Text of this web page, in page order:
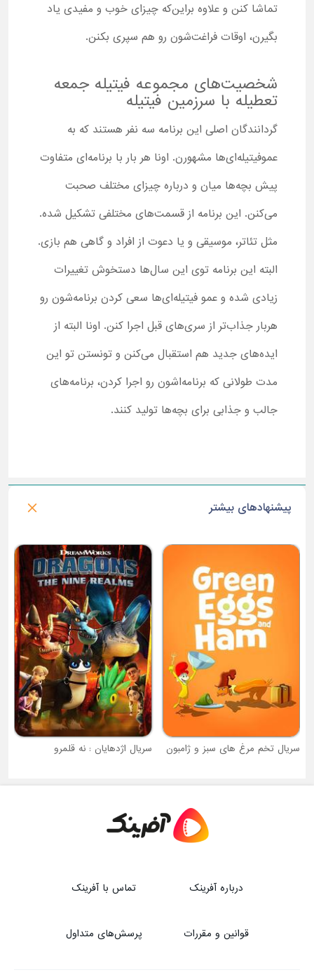
تماشا کنن و علاوه براین‌که چیزای خوب و مفیدی یاد
بگیرن، اوقات فراغت‌شون رو هم سپری بکنن.
شخصیت‌های مجموعه فیتیله جمعه
تعطیله با سرزمین فیتیله
گردانندگان اصلی این برنامه سه نفر هستند که به
عموفیتیله‌ای‌ها مشهورن. اونا هر بار با برنامه‌ای متفاوت
پیش بچه‌ها میان و درباره چیزای مختلف صحبت
می‌کنن. این برنامه از قسمت‌های مختلفی تشکیل شده.
مثل تئاتر، موسیقی و یا دعوت از افراد و گاهی هم بازی.
البته این برنامه توی این سال‌ها دستخوش تغییرات
زیادی شده و عمو فیتیله‌ای‌ها سعی کردن برنامه‌شون رو
هربار جذاب‌تر از سری‌های قبل اجرا کنن. اونا البته از
ایده‌های جدید هم استقبال می‌کنن و تونستن تو این
مدت طولانی که برنامه‌اشون رو اجرا کردن، برنامه‌های
جالب و جذابی برای بچه‌ها تولید کنند.
پیشنهادهای بیشتر
سریال تخم مرغ های سبز و ژامبون سریال اژدهایان : نه قلمرو
درباره آفرینک تماس با آفرینک
قوانین و مقررات پرسش‌های متداول